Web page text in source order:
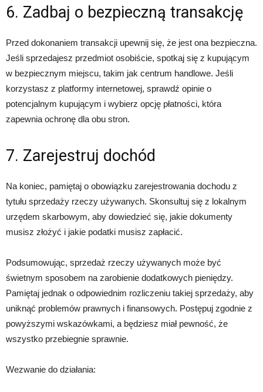
6. Zadbaj o bezpieczną transakcję
Przed dokonaniem transakcji upewnij się, że jest ona bezpieczna.
Jeśli sprzedajesz przedmiot osobiście, spotkaj się z kupującym
w bezpiecznym miejscu, takim jak centrum handlowe. Jeśli
korzystasz z platformy internetowej, sprawdź opinie o
potencjalnym kupującym i wybierz opcję płatności, która
zapewnia ochronę dla obu stron.
7. Zarejestruj dochód
Na koniec, pamiętaj o obowiązku zarejestrowania dochodu z
tytułu sprzedaży rzeczy używanych. Skonsultuj się z lokalnym
urzędem skarbowym, aby dowiedzieć się, jakie dokumenty
musisz złożyć i jakie podatki musisz zapłacić.
Podsumowując, sprzedaż rzeczy używanych może być
świetnym sposobem na zarobienie dodatkowych pieniędzy.
Pamiętaj jednak o odpowiednim rozliczeniu takiej sprzedaży, aby
uniknąć problemów prawnych i finansowych. Postępuj zgodnie z
powyższymi wskazówkami, a będziesz miał pewność, że
wszystko przebiegnie sprawnie.
Wezwanie do działania: